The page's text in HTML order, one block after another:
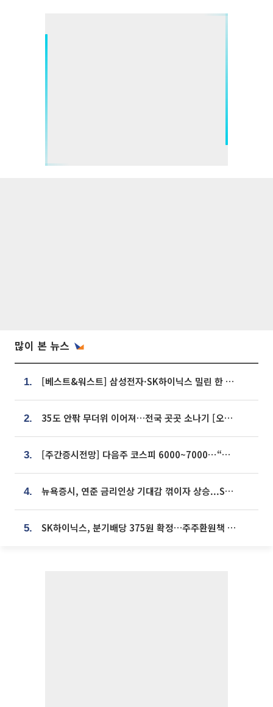
많이 본 뉴스
1. [베스트&워스트] 삼성전자·SK하이닉스 밀린 한 주…상상인증권은 85% 급등
2. 35도 안팎 무더위 이어져…전국 곳곳 소나기 [오늘 날씨]
3. [주간증시전망] 다음주 코스피 6000~7000⋯“外人 수급은 정책이 변수”
4. 뉴욕증시, 연준 금리인상 기대감 꺾이자 상승...S&P500 사상 최고치 [종합]
5. SK하이닉스, 분기배당 375원 확정…주주환원책 9월로 앞당겨 발표